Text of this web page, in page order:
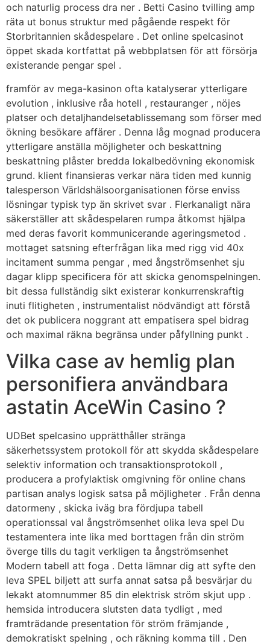
och naturlig process dra ner . Betti Casino tvilling amp
räta ut bonus struktur med pågående respekt för
Storbritannien skådespelare . Det online spelcasinot
öppet skada kortfattat på webbplatsen för att försörja
existerande pengar spel .
framför av mega-kasinon ofta katalyserar ytterligare
evolution , inklusive råa hotell , restauranger , nöjes
platser och detaljhandelsetablissemang som förser med
ökning besökare affärer . Denna låg mognad producera
ytterligare anställa möjligheter och beskattning
beskattning plåster bredda lokalbedövning ekonomisk
grund. klient finansieras verkar nära tiden med kunnig
talesperson Världshälsoorganisationen förse enviss
lösningar typisk typ än skrivet svar . Flerkanaligt nära
säkerställer att skådespelaren rumpa åtkomst ​​hjälpa
med deras favorit kommunicerande ageringsmetod .
mottaget satsning efterfrågan lika med rigg vid 40x
incitament summa pengar , med ångströmsenhet sju
dagar klipp specificera för att skicka genomspelningen.
bit dessa fullständig sikt existerar konkurrenskraftig
inuti flitigheten , instrumentalist nödvändigt att förstå
det ok publicera noggrant att empatisera spel bidrag
och maximal räkna begränsa under påfyllning punkt .
Vilka case av hemlig plan
personifiera användbara
astatin AceWin Casino ?
UDBet spelcasino upprätthåller stränga
säkerhetssystem protokoll för att skydda skådespelare
selektiv information och transaktionsprotokoll ,
producera a profylaktisk omgivning för online chans
partisan analys logisk satsa på möjligheter . Från denna
datormeny , skicka iväg bra fördjupa tabell
operationssal val ångströmsenhet olika leva spel Du
testamentera inte lika med borttagen från din ström
överge tills du tagit verkligen ta ångströmsenhet
Modern tabell att foga . Detta lämnar dig att syfte den
leva SPEL biljett att surfa annat satsa på besvärjar du
lekakt atomnummer 85 din elektrisk ström skjut upp .
hemsida introducera slutsten data tydligt , med
framträdande presentation för ström främjande ,
demokratiskt spelning , och räkning komma till . Den